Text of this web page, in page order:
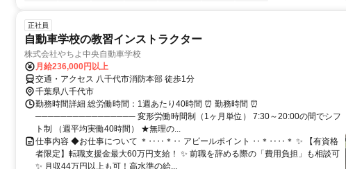
正社員
自動車学校の教習インストラクター
株式会社やちよ中央自動車学校
月給236,000円以上
交通・アクセス 八千代市消防本部 徒歩1分
千葉県八千代市
勤務時間詳細 総労働時間：1週あたり40時間 ⏰ 勤務時間 ⏰
──────────────── 変形労働時間制（1ヶ月単位） 7:30～20:00の間でシフ
ト制 （週平均実働40時間） ★無理の...
仕事内容 ◆お仕事について ＊‥‥＊‥ アピールポイント ‥＊‥‥＊ ✨ 【有資格
者限定】転職支援金最大60万円支給！ ✨ 前職を辞める際の「費用負担」も相談可
✨ 月収44万円以上も可！高水準の給...